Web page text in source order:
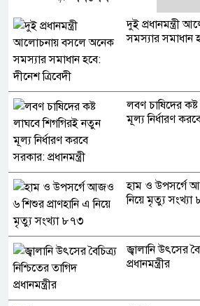
দুই প্রধানমন্ত্রী
সমস্যার সমাধান
লবণ চাষিদের
মূল্য নির্ধারণ
হাম ও উপসর্গে
নিয়ে মৃত্যু
জ্বালানি উৎসের
প্রধানমন্ত্রীর